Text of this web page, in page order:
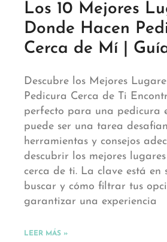
Los 10 Mejores
Donde Hacen
Cerca de Mí |
Descubre los Mejores
Pedicura Cerca de Ti
perfecto para una pedicura
puede ser una tarea
herramientas y consejos
descubrir los mejores
cerca de ti. La clave está en
buscar y cómo filtrar tus
garantizar una experiencia
LEER MÁS »